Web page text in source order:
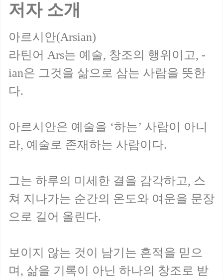
저자 소개
아르시안(Arsian)
라틴어 Ars는 예술, 창조의 행위이고, -
ian은 그것을 삶으로 삼는 사람을 뜻한
다.
아르시안은 예술을 ‘하는’ 사람이 아니
라, 예술로 존재하는 사람이다.
그는 하루의 미세한 결을 감각하고, 스
쳐 지나가는 순간의 온도와 여운을 문장
으로 길어 올린다.
보이지 않는 것이 남기는 흔적을 믿으
며, 삶을 기록이 아닌 하나의 창조로 받